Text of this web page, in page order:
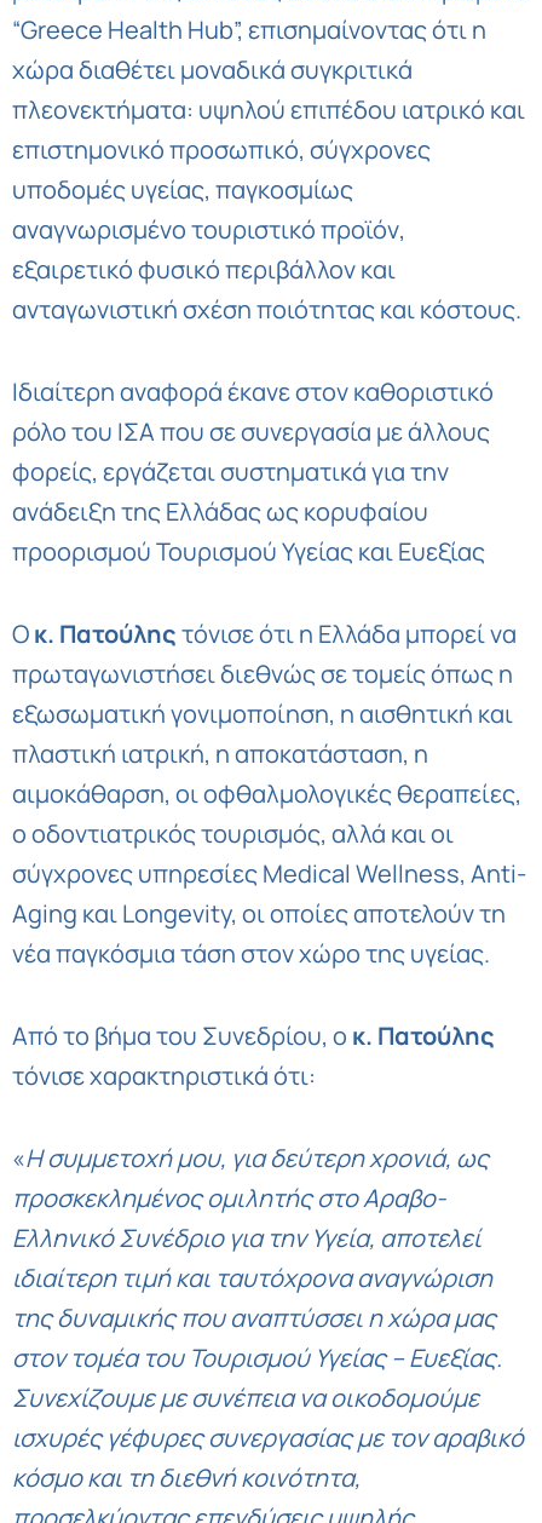
“Greece Health Hub”, επισημαίνοντας ότι η
χώρα διαθέτει μοναδικά συγκριτικά
πλεονεκτήματα: υψηλού επιπέδου ιατρικό και
επιστημονικό προσωπικό, σύγχρονες
υποδομές υγείας, παγκοσμίως
αναγνωρισμένο τουριστικό προϊόν,
εξαιρετικό φυσικό περιβάλλον και
ανταγωνιστική σχέση ποιότητας και κόστους.
Ιδιαίτερη αναφορά έκανε στον καθοριστικό
ρόλο του ΙΣΑ που σε συνεργασία με άλλους
φορείς, εργάζεται συστηματικά για την
ανάδειξη της Ελλάδας ως κορυφαίου
προορισμού Τουρισμού Υγείας και Ευεξίας
Οκ. Πατούληςτόνισε ότι η Ελλάδα μπορεί να
πρωταγωνιστήσει διεθνώς σε τομείς όπως η
εξωσωματική γονιμοποίηση, η αισθητική και
πλαστική ιατρική, η αποκατάσταση, η
αιμοκάθαρση, οι οφθαλμολογικές θεραπείες,
ο οδοντιατρικός τουρισμός, αλλά και οι
σύγχρονες υπηρεσίες Medical Wellness, Anti-
Aging και Longevity, οι οποίες αποτελούν τη
νέα παγκόσμια τάση στον χώρο της υγείας.
Από το βήμα του Συνεδρίου, ο κ. Πατούλης
τόνισε χαρακτηριστικά ότι:
«Η συμμετοχή μου, για δεύτερη χρονιά, ως
προσκεκλημένος ομιλητής στο Αραβο-
Ελληνικό Συνέδριο για την Υγεία, αποτελεί
ιδιαίτερη τιμή και ταυτόχρονα αναγνώριση
της δυναμικής που αναπτύσσει η χώρα μας
στον τομέα του Τουρισμού Υγείας – Ευεξίας.
Συνεχίζουμε με συνέπεια να οικοδομούμε
ισχυρές γέφυρες συνεργασίας με τον αραβικό
κόσμο και τη διεθνή κοινότητα,